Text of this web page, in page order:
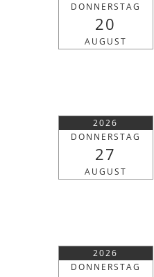
DONNERSTAG
20
AUGUST
2026
DONNERSTAG
27
AUGUST
2026
DONNERSTAG